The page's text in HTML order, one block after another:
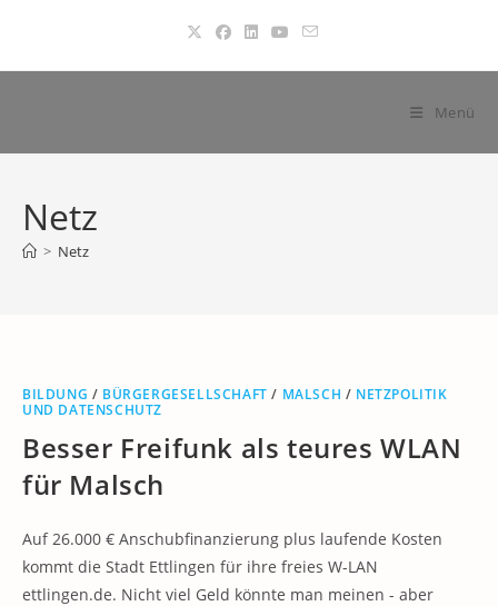
springen
Menü
Netz
> Netz
BILDUNG / BÜRGERGESELLSCHAFT / MALSCH / NETZPOLITIK
UND DATENSCHUTZ
Besser Freifunk als teures WLAN
für Malsch
Auf 26.000 € Anschubfinanzierung plus laufende Kosten
kommt die Stadt Ettlingen für ihre freies W-LAN
ettlingen.de. Nicht viel Geld könnte man meinen - aber